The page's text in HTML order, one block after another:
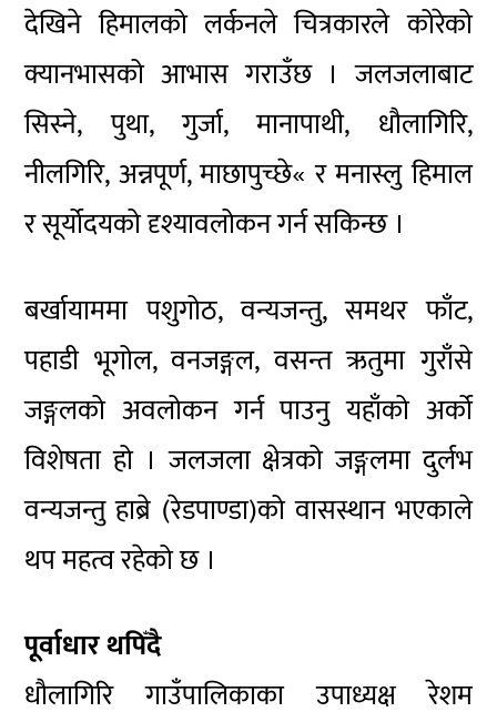
देखिने हिमालको लर्कनले चित्रकारले कोरेको
क्यानभासको आभास गराउँछ । जलजलाबाट
सिस्ने, पुथा, गुर्जा, मानापाथी, धौलागिरि,
नीलगिरि, अन्नपूर्ण, माछापुच्छे« र मनास्लु हिमाल
र सूर्योदयको दृश्यावलोकन गर्न सकिन्छ ।
बर्खायाममा पशुगोठ, वन्यजन्तु, समथर फाँट,
पहाडी भूगोल, वनजङ्गल, वसन्त ऋतुमा गुराँसे
जङ्गलको अवलोकन गर्न पाउनु यहाँको अर्को
विशेषता हो । जलजला क्षेत्रको जङ्गलमा दुर्लभ
वन्यजन्तु हाब्रे (रेडपाण्डा)को वासस्थान भएकाले
थप महत्व रहेको छ ।
पूर्वाधार थपिँदै
धौलागिरि गाउँपालिकाका उपाध्यक्ष रेशम